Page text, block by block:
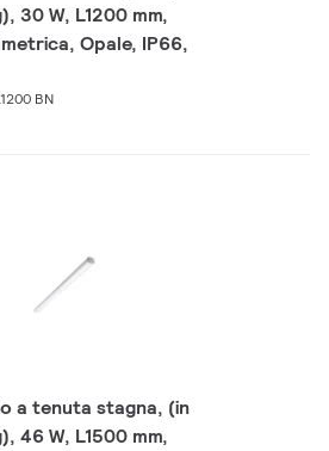
30 W, L1200 mm,
Opale, IP66,
BN
a tenuta stagna, (in
46 W, L1500 mm,